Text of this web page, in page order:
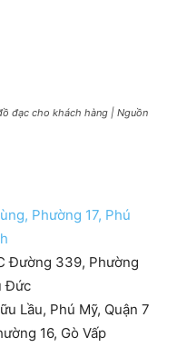
đạc cho khách hàng | Nguồn
Phường 17, Phú
Đường 339, Phường
Đức
Lầu, Phú Mỹ, Quận 7
16, Gò Vấp